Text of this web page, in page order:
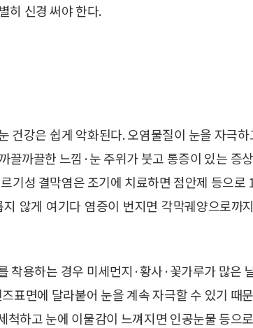
히 신경 써야 한다.
건강은 쉽게 악화된다. 오염물질이 눈을 자극하
끌까끌한 느낌·눈 주위가 붓고 통증이 있는 증
기성 결막염은 조기에 치료하면 점안제 등으로
않게 여기다 염증이 번지면 각막궤양으로까
착용하는 경우 미세먼지·황사·꽃가루가 많은
표면에 달라붙어 눈을 계속 자극할 수 있기 때
척하고 눈에 이물감이 느껴지면 인공눈물 등으